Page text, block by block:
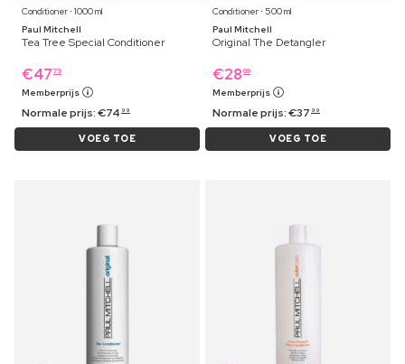
Conditioner ⋅ 1000 ml
Paul Mitchell
Tea Tree Special Conditioner
€47 79
Memberprijs
Normale prijs:€74 99
VOEG TOE
Conditioner ⋅ 500 ml
Paul Mitchell
Original The Detangler
€28 69
Memberprijs
Normale prijs:€37 99
VOEG TOE